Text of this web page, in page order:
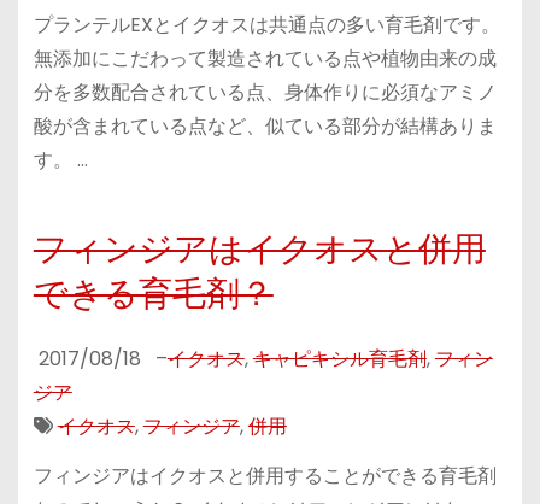
プランテルEXとイクオスは共通点の多い育毛剤です。
無添加にこだわって製造されている点や植物由来の成
分を多数配合されている点、身体作りに必須なアミノ
酸が含まれている点など、似ている部分が結構ありま
す。 …
フィンジアはイクオスと併用
できる育毛剤？
2017/08/18 –イクオス,キャピキシル育毛剤,フィン
ジア
イクオス,フィンジア,併用
フィンジアはイクオスと併用することができる育毛剤